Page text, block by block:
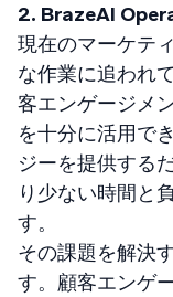
2. BrazeAI
現在のマーケテ
な作業に追われ
客エンゲージメ
を十分に活用で
ジーを提供する
り少ない時間と
す。
その課題を解決
す。顧客エンゲ